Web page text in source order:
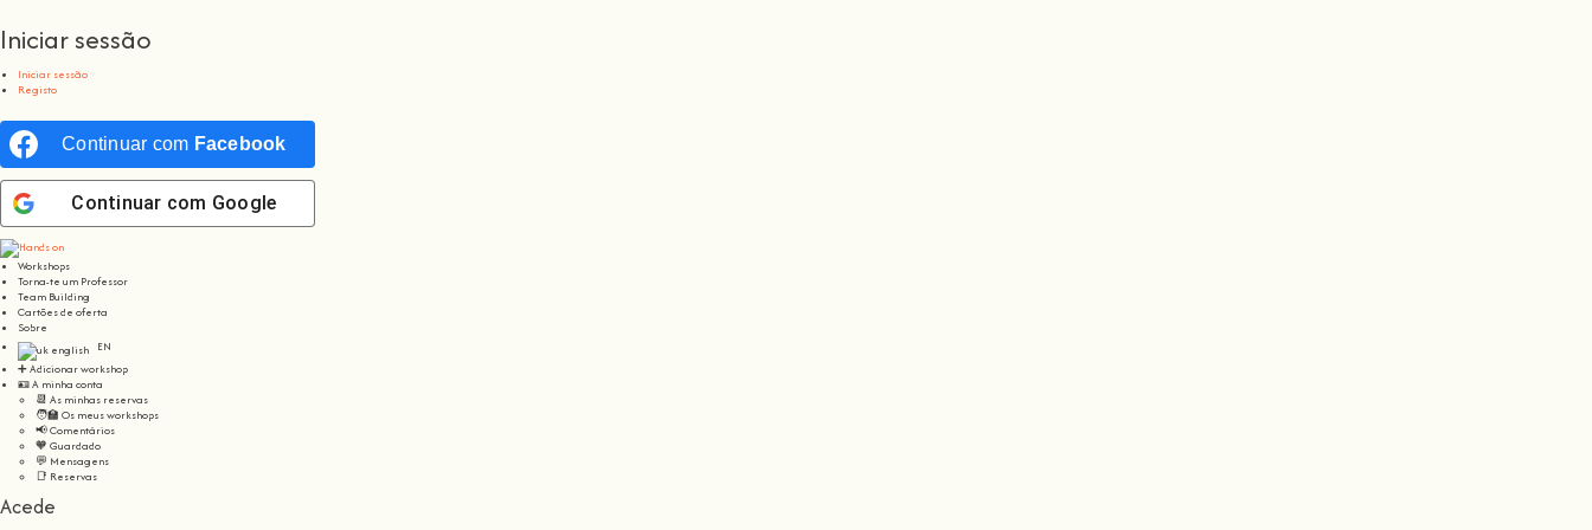
Iniciar sessão
Iniciar sessão
Registo
Continuar com Facebook
Continuar com Google
Workshops
Torna-te um Professor
Team Building
Cartões de oferta
Sobre
EN
➕ Adicionar workshop
🪪 A minha conta
📆 As minhas reservas
🧑‍🏫 Os meus workshops
📢 Comentários
🧡 Guardado
💬 Mensagens
📑 Reservas
Acede